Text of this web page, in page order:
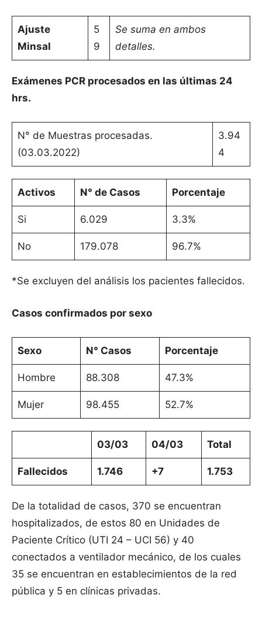
Ajuste
Minsal
5
9
Se suma en ambos
detalles.
Exámenes PCR procesados en las últimas 24
hrs.
N° de Muestras procesadas.
(03.03.2022)
3.94
4
Activos N° de Casos Porcentaje
Si 6.029 3.3%
No 179.078 96.7%
*Se excluyen del análisis los pacientes fallecidos.
Casos confirmados por sexo
Sexo N° Casos Porcentaje
Hombre 88.308 47.3%
Mujer 98.455 52.7%
03/03 04/03 Total
Fallecidos 1.746 +7 1.753
De la totalidad de casos, 370 se encuentran
hospitalizados, de estos 80 en Unidades de
Paciente Crítico (UTI 24 – UCI 56) y 40
conectados a ventilador mecánico, de los cuales
35 se encuentran en establecimientos de la red
pública y 5 en clínicas privadas.